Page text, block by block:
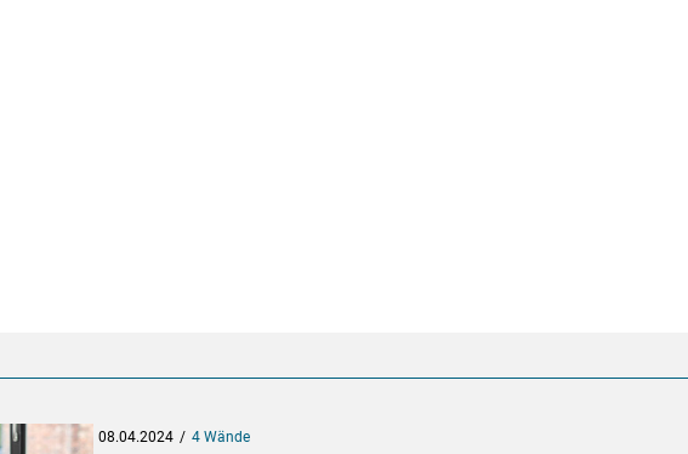
08.04.2024 4 Wände